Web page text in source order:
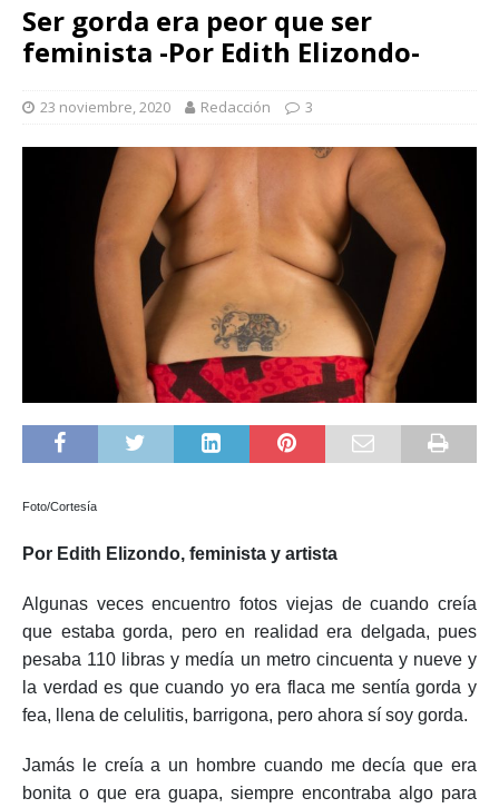
Ser gorda era peor que ser
feminista -Por Edith Elizondo-
23 noviembre, 2020 Redacción 3
Foto/Cortesía
Por Edith Elizondo, feminista y artista
Algunas veces encuentro fotos viejas de cuando creía
que estaba gorda, pero en realidad era delgada, pues
pesaba 110 libras y medía un metro cincuenta y nueve y
la verdad es que cuando yo era flaca me sentía gorda y
fea, llena de celulitis, barrigona, pero ahora sí soy gorda.
Jamás le creía a un hombre cuando me decía que era
bonita o que era guapa, siempre encontraba algo para